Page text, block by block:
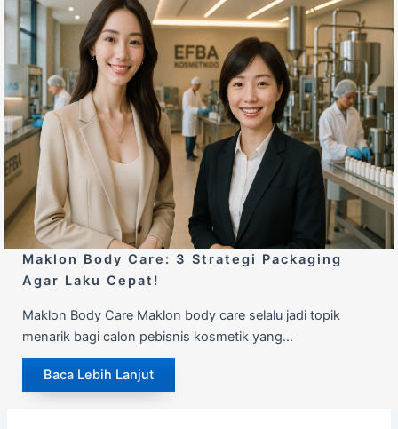
Maklon Body Care: 3 Strategi Packaging
Agar Laku Cepat!
Maklon Body Care Maklon body care selalu jadi topik
menarik bagi calon pebisnis kosmetik yang…
Baca Lebih Lanjut